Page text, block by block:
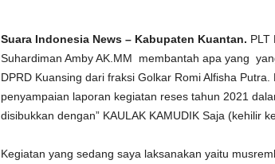
Suara Indonesia News – Kabupaten Kuantan. PLT
Suhardiman Amby AK.MM membantah apa yang
DPRD Kuansing dari fraksi Golkar Romi Alfisha
penyampaian laporan kegiatan reses tahun 2021
disibukkan dengan” KAULAK KAMUDIK Saja (kehilir
Kegiatan yang sedang saya laksanakan yaitu